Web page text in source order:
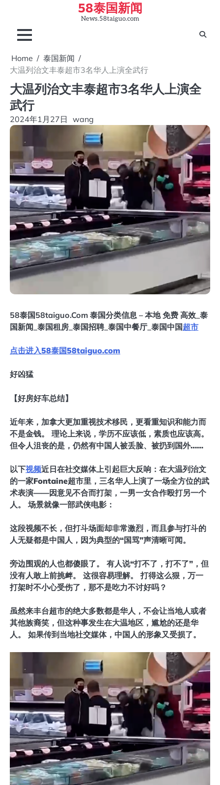
content
58泰国新闻
News.58taiguo.com
Home
泰国新闻
大温列治文丰泰超市3名华人上演全武行
大温列治文丰泰超市3名华人上演全
武行
2024年1月27日 wang
58泰国58taiguo.Com 泰国分类信息 – 本地 免费 高效_泰
国新闻_泰国租房_泰国招聘_泰国中餐厅_泰国中国超市
点击进入58泰国58taiguo.com
好凶猛
【好房好车总结】
近年来，加拿大更加重视技术移民，更看重知识和能力而
不是金钱。 理论上来说，学历不应该低，素质也应该高。
但令人沮丧的是，仍然有中国人被丢脸、被扔到国外……
以下视频近日在社交媒体上引起巨大反响：在大温列治文
的一家Fontaine超市里，三名华人上演了一场全方位的武
术表演——因意见不合而打架，一男一女合作殴打另一个
人。 场景就像一部武侠电影：
这段视频不长，但打斗场面却非常激烈，而且参与打斗的
人无疑都是中国人，因为典型的“国骂”声清晰可闻。
旁边围观的人也都傻眼了。 有人说“打不了，打不了”，但
没有人敢上前挑衅。 这很容易理解。 打得这么狠，万一
打架时不小心受伤了，那不是吃力不讨好吗？
虽然来丰台超市的绝大多数都是华人，不会让当地人或者
其他族裔笑，但这种事发生在大温地区，尴尬的还是华
人。 如果传到当地社交媒体，中国人的形象又受损了。